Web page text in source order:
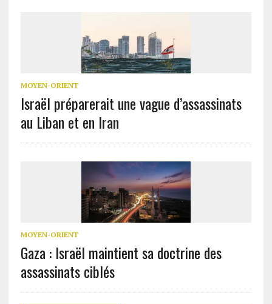
MOYEN-ORIENT
Israël préparerait une vague d’assassinats
au Liban et en Iran
MOYEN-ORIENT
Gaza : Israël maintient sa doctrine des
assassinats ciblés